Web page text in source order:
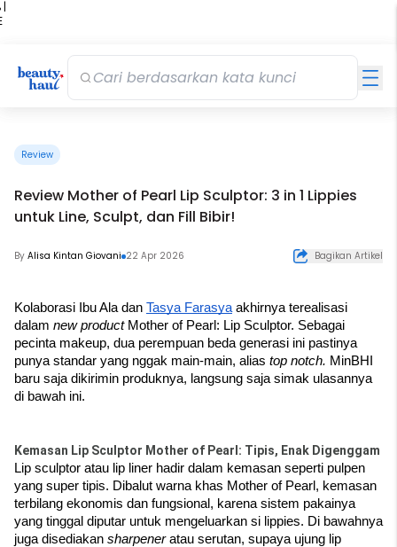
|
Review
Review Mother of Pearl Lip Sculptor: 3 in 1 Lippies
untuk Line, Sculpt, dan Fill Bibir!
By Alisa Kintan Giovani 22 Apr 2026 Bagikan Artikel
Kolaborasi Ibu Ala dan Tasya Farasya akhirnya terealisasi
dalam new product Mother of Pearl: Lip Sculptor. Sebagai
pecinta makeup, dua perempuan beda generasi ini pastinya
punya standar yang nggak main-main, alias top notch. MinBHI
baru saja dikirimin produknya, langsung saja simak ulasannya
di bawah ini.
Kemasan Lip Sculptor Mother of Pearl: Tipis, Enak Digenggam
Lip sculptor atau lip liner hadir dalam kemasan seperti pulpen
yang super tipis. Dibalut warna khas Mother of Pearl, kemasan
terbilang ekonomis dan fungsional, karena sistem pakainya
yang tinggal diputar untuk mengeluarkan si lippies. Di bawahnya
juga disediakan sharpener atau serutan, supaya ujung lip